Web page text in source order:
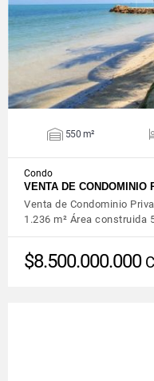
550 m²
Condo
VENTA DE CONDOMINIO
Venta de Condominio
1.236 m² Área construida
$8.500.000.000